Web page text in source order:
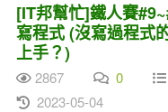
[IT邦幫忙]鐵人賽
寫程式 (沒寫過程式
上手？)
2867 0
2023-05-04